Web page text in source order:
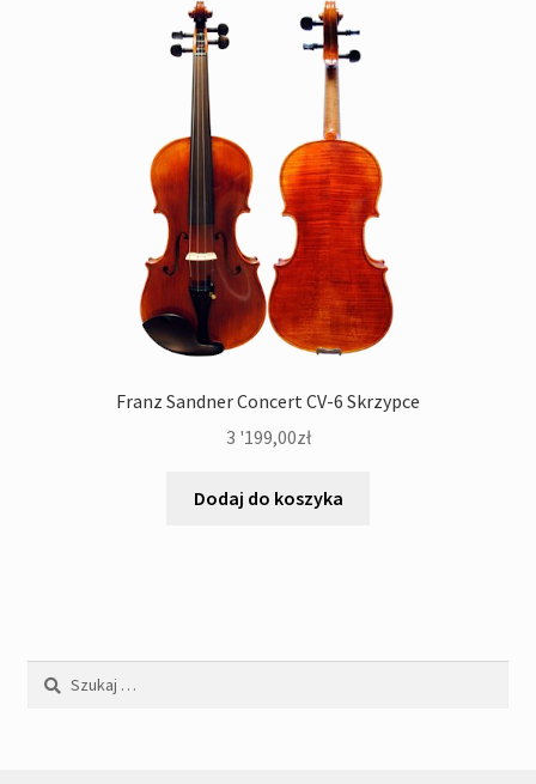
Franz Sandner Concert CV-6 Skrzypce
3 '199,00zł
Dodaj do koszyka
Szukaj: